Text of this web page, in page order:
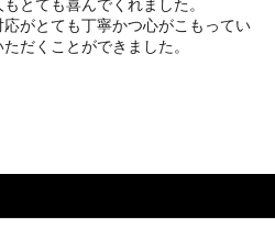
とても喜んでくれました。
がとても丁寧かつ心がこもってい
だくことができました。